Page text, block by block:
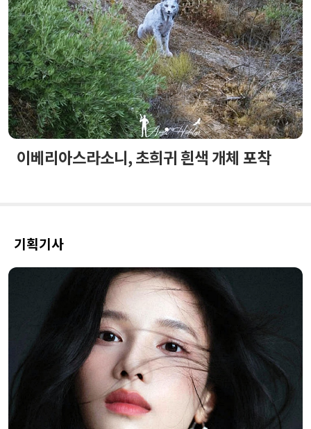
이베리아스라소니, 초희귀 흰색 개체 포착
기획기사